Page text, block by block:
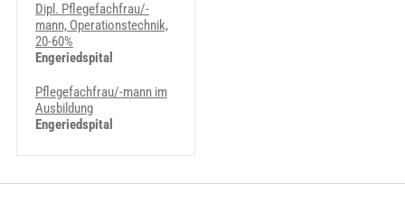
Dipl. Pflegefachfrau/-
mann, Operationstechnik,
20-60%
Engeriedspital
Pflegefachfrau/-mann im
Ausbildung
Engeriedspital